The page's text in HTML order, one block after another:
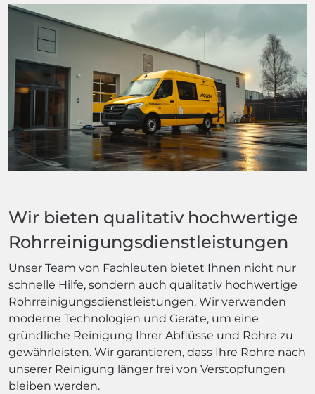
Wir bieten qualitativ hochwertige
Rohrreinigungsdienstleistungen
Unser Team von Fachleuten bietet Ihnen nicht nur
schnelle Hilfe, sondern auch qualitativ hochwertige
Rohrreinigungsdienstleistungen. Wir verwenden
moderne Technologien und Geräte, um eine
gründliche Reinigung Ihrer Abflüsse und Rohre zu
gewährleisten. Wir garantieren, dass Ihre Rohre nach
unserer Reinigung länger frei von Verstopfungen
bleiben werden.